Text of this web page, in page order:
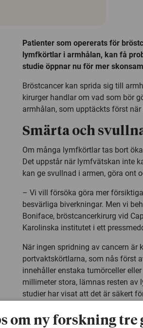
Patienter som opererats för
lymfkörtlar i armhålan, kan få
studie öppnar nu för mer
Bröstcancer kan sprida sig till
kirurger handlar om vad som bör
armhålan, som upptäckts först
Smärta och
Om många lymfkörtlar tas bort
Det uppstår när lymfvätskan inte
kan ge svullnad i armen, göra ont
– Vi vill försöka göra mer
besvärliga biverkningar. Men vi
Boniface, bröstcancerkirurg vid
Karolinska institutet i ett
När ingen spridning av cancern är
portvaktskörtlarna, som nås först
innehåller enstaka tumörceller
millimeter stora, lämnas resten
studier har visat att det är säkert
Patienter med
om ny forskning tre